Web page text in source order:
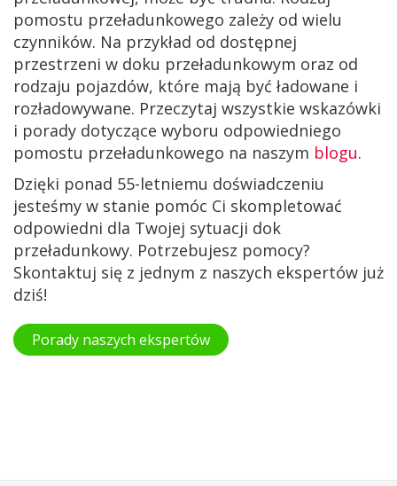
pomostu przeładunkowego zależy od wielu
czynników. Na przykład od dostępnej
przestrzeni w doku przeładunkowym oraz od
rodzaju pojazdów, które mają być ładowane i
rozładowywane. Przeczytaj wszystkie wskazówki
i porady dotyczące wyboru odpowiedniego
pomostu przeładunkowego na naszym blogu.
Dzięki ponad 55-letniemu doświadczeniu
jesteśmy w stanie pomóc Ci skompletować
odpowiedni dla Twojej sytuacji dok
przeładunkowy. Potrzebujesz pomocy?
Skontaktuj się z jednym z naszych ekspertów już
dziś!
Porady naszych ekspertów